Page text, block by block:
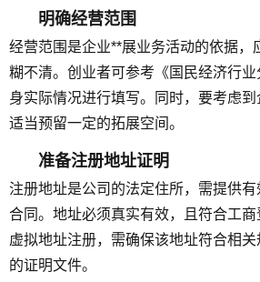
明确经营范围
经营范围是企业**展业务活动的依据，
糊不清。创业者可参考《国民经济行
身实际情况进行填写。同时，要考虑到
适当预留一定的拓展空间。
准备注册地址证明
注册地址是公司的法定住所，需提供
合同。地址必须真实有效，且符合工
虚拟地址注册，需确保该地址符合相
的证明文件。